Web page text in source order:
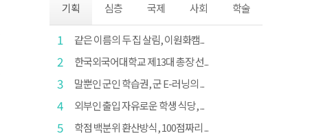
기획 심층 국제 사회 학술
1 같은 이름의 두 집 살림, 이원화캠...
2 한국외국어대학교 제13대 총장 선...
3 말뿐인 군인 학습권, 군 E-러닝의 ...
4 외부인 출입 자유로운 학생 식당, ...
5 학점 백분위 환산방식, 100점짜리 ...